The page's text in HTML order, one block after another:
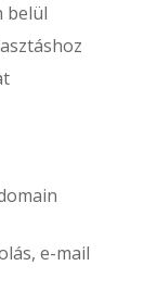
belül
e-mail